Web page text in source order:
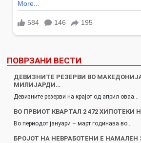
ПОВРЗАНИ ВЕСТИ
ДЕВИЗНИТЕ РЕЗЕРВИ ВО
МИЛИЈАРДИ…
Девизните резерви на крајот од април оваа…
ВО ПРВИОТ КВАРТАЛ 2 472 ХИПОТЕКИ
Во периодот јануари – март годинава во…
БРОЈОТ НА НЕВРАБОТЕНИ Е НАМАЛЕН